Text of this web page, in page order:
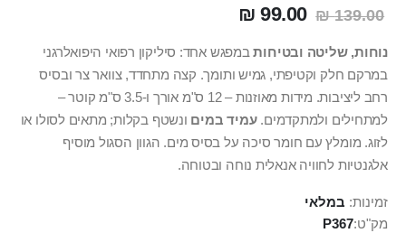
139.00 ₪
99.00 ₪
נוחות, שליטה ובטיחותבמפגש אחד: סיליקון רפואי היפואלרגני
במרקם חלק וקטיפתי, גמיש ותומך. קצה מתחדד, צוואר צר ובסיס
רחב ליציבות. מידות מאוזנות – 12 ס"מ אורך ו-3.5 ס"מ קוטר –
למתחילים ולמתקדמים.עמיד במים ונשטף בקלות; מתאים לסולו או
לזוג. מומלץ עם חומר סיכה על בסיס מים. הגוון הסגול מוסיף
אלגנטיות לחוויה אנאלית נוחה ובטוחה.
זמינות: במלאי
מק"ט P367